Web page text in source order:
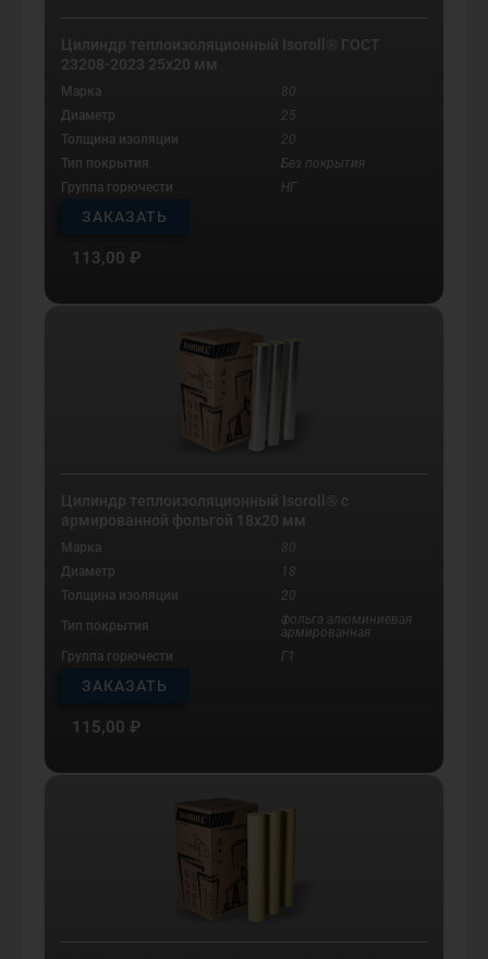
Цилиндр теплоизоляционный Isoroll® ГОСТ
23208-2023 25х20 мм
Марка
80
Диаметр
25
Толщина изоляции
20
Тип покрытия
Без покрытия
Группа горючести
НГ
ЗАКАЗАТЬ
113,00 ₽
Цилиндр теплоизоляционный Isoroll® с
армированной фольгой 18х20 мм
Марка
80
Диаметр
18
Толщина изоляции
20
Тип покрытия
фольга алюминиевая
армированная
Группа горючести
Г1
ЗАКАЗАТЬ
115,00 ₽